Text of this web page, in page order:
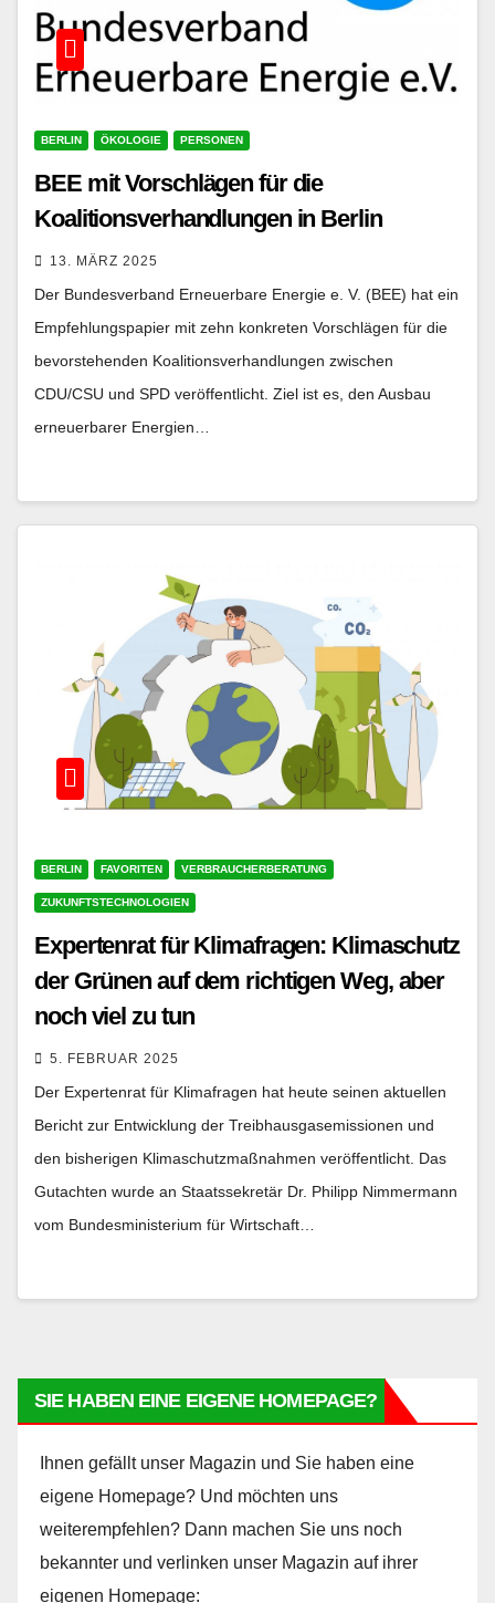
BERLIN ÖKOLOGIE PERSONEN
BEE mit Vorschlägen für die
Koalitionsverhandlungen in Berlin
13. MÄRZ 2025
Der Bundesverband Erneuerbare Energie e. V. (BEE) hat ein
Empfehlungspapier mit zehn konkreten Vorschlägen für die
bevorstehenden Koalitionsverhandlungen zwischen
CDU/CSU und SPD veröffentlicht. Ziel ist es, den Ausbau
erneuerbarer Energien…
BERLIN FAVORITEN VERBRAUCHERBERATUNG
ZUKUNFTSTECHNOLOGIEN
Expertenrat für Klimafragen: Klimaschutz
der Grünen auf dem richtigen Weg, aber
noch viel zu tun
5. FEBRUAR 2025
Der Expertenrat für Klimafragen hat heute seinen aktuellen
Bericht zur Entwicklung der Treibhausgasemissionen und
den bisherigen Klimaschutzmaßnahmen veröffentlicht. Das
Gutachten wurde an Staatssekretär Dr. Philipp Nimmermann
vom Bundesministerium für Wirtschaft…
SIE HABEN EINE EIGENE HOMEPAGE?
Ihnen gefällt unser Magazin und Sie haben eine
eigene Homepage? Und möchten uns
weiterempfehlen? Dann machen Sie uns noch
bekannter und verlinken unser Magazin auf ihrer
eigenen Homepage: